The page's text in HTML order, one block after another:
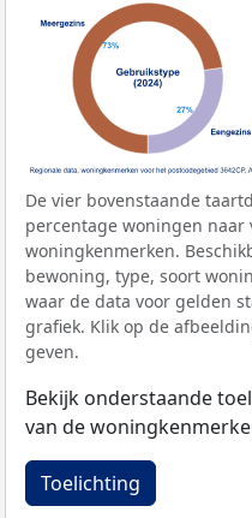
De vier bovenstaande
percentage woningen naar
woningkenmerken.
bewoning, type, soort
waar de data voor gelden
grafiek. Klik op de
geven.
Bekijk onderstaande
van de
Toelichting